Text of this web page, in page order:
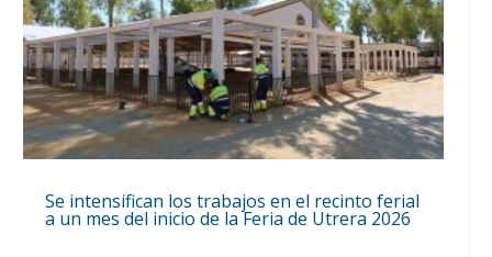
Se intensifican los trabajos en el recinto ferial
a un mes del inicio de la Feria de Utrera 2026